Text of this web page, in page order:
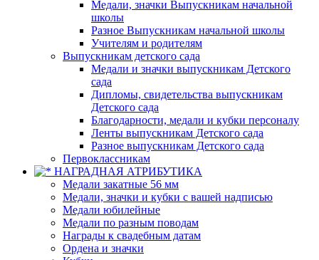
Медали, значки Выпускникам начальной
школы
Разное Выпускникам начальной школы
Учителям и родителям
Выпускникам детского сада
Медали и значки выпускникам Детского
сада
Дипломы, свидетельства выпускникам
Детского сада
Благодарности, медали и кубки персоналу
Ленты выпускникам Детского сада
Разное выпускникам Детского сада
Первоклассникам
НАГРАДНАЯ АТРИБУТИКА
Медали закатные 56 мм
Медали, значки и кубки с вашей надписью
Медали юбилейные
Медали по разным поводам
Награды к свадебным датам
Ордена и значки